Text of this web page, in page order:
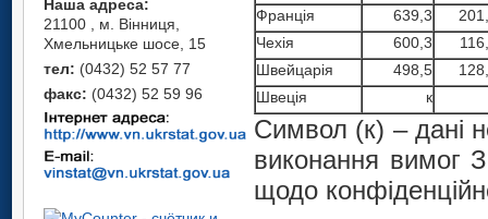
Наша адреса:
21100 , м. Вінниця,
Хмельницьке шосе, 15
тел: (0432) 52 57 77
факс: (0432) 52 59 96
Францiя
639,3
Чехія
600,3
Швейцарiя
498,5
Швецiя
к
Символ (к) – дані
виконання вимог
щодо